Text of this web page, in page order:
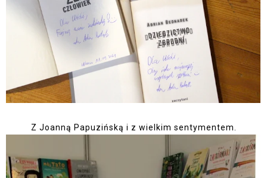
Z Joanną Papuzińską i z wielkim sentymentem.